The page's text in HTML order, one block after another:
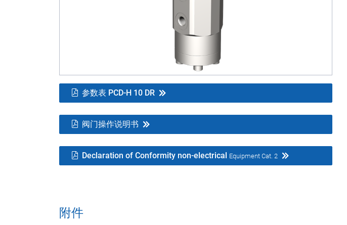
参数表 PCD-H 10 DR
阀门操作说明书
Declaration of Conformity non-electrical Equipment Cat. 2
附件